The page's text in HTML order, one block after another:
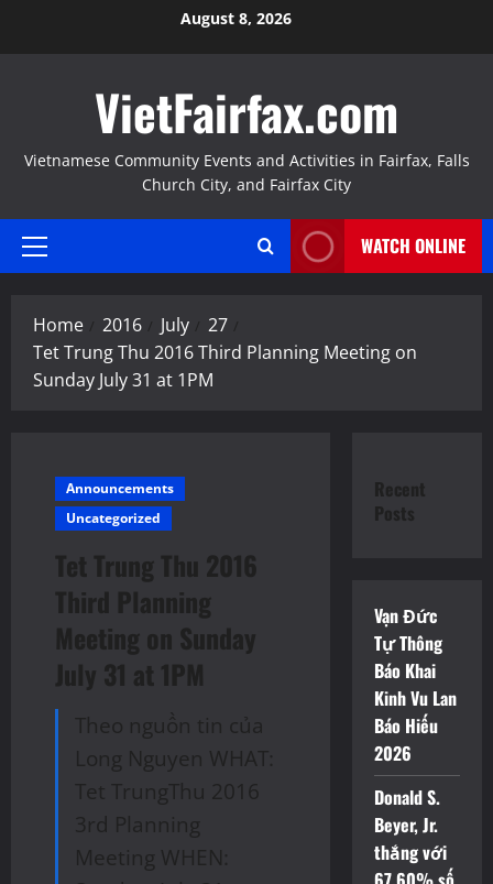
August 8, 2026
VietFairfax.com
Vietnamese Community Events and Activities in Fairfax, Falls
Church City, and Fairfax City
Primary
WATCH ONLINE
Home 2016 July
27
Tet Trung Thu 2016 Third Planning Meeting on
Sunday July 31‏ at 1PM
Announcements
Uncategorized
Tet Trung Thu 2016
Third Planning
Meeting on Sunday
July 31‏ at 1PM
Theo nguồn tin của
Long Nguyen WHAT:
Tet TrungThu 2016
3rd Planning
Meeting WHEN:
Recent
Posts
Vạn Đức
Tự Thông
Báo Khai
Kinh Vu Lan
Báo Hiếu
2026
Donald S.
Beyer, Jr.
thắng với